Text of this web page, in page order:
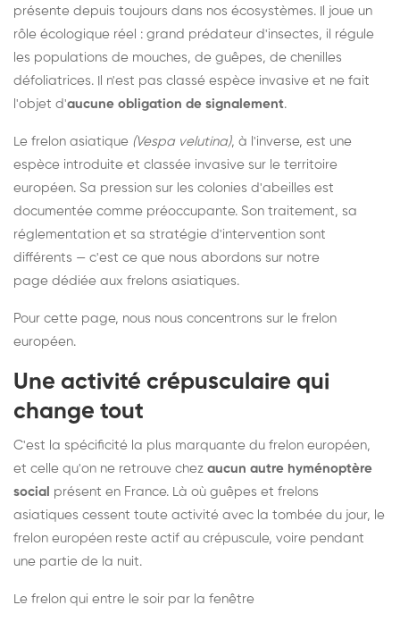
présente depuis toujours dans nos écosystèmes. Il joue un
rôle écologique réel : grand prédateur d'insectes, il régule
les populations de mouches, de guêpes, de chenilles
défoliatrices. Il n'est pas classé espèce invasive et ne fait
l'objet d'aucune obligation de signalement.
Le frelon asiatique (Vespa velutina), à l'inverse, est une
espèce introduite et classée invasive sur le territoire
européen. Sa pression sur les colonies d'abeilles est
documentée comme préoccupante. Son traitement, sa
réglementation et sa stratégie d'intervention sont
différents — c'est ce que nous abordons sur notre
page dédiée aux frelons asiatiques.
Pour cette page, nous nous concentrons sur le frelon
européen.
Une activité crépusculaire qui
change tout
C'est la spécificité la plus marquante du frelon européen,
et celle qu'on ne retrouve chez aucun autre hyménoptère
social présent en France. Là où guêpes et frelons
asiatiques cessent toute activité avec la tombée du jour, le
frelon européen reste actif au crépuscule, voire pendant
une partie de la nuit.
Le frelon qui entre le soir par la fenêtre